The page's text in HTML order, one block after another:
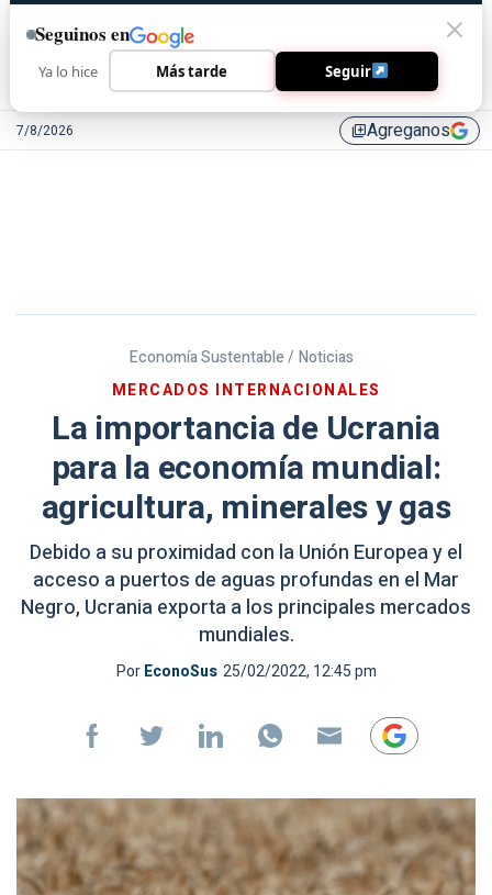
7/8/2026 library_addAgreganos
Economía Sustentable / Noticias
MERCADOS INTERNACIONALES
La importancia de Ucrania
para la economía mundial:
agricultura, minerales y gas
Debido a su proximidad con la Unión Europea y el
acceso a puertos de aguas profundas en el Mar
Negro, Ucrania exporta a los principales mercados
mundiales.
PorEconoSus 25/02/2022, 12:45 pm
Seguinos en
Ya lo hice Más tarde Seguir